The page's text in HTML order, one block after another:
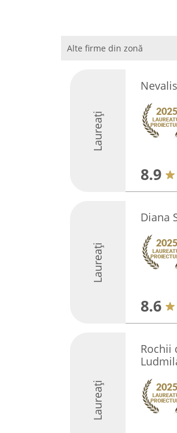
Alte firme din zonă
Laureați
Nevalis
8.9
Laureați
Diana
8.6
Laureați
Rochii